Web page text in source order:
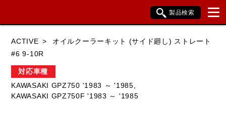
製品検索
HONDA YAMAHA SUZUKI
ACTIVE
オイルクーラーキット (サイド廻し) ストレート
#6 9-10R
対応車種
KAWASAKI GPZ750 '1983 ～ '1985,
KAWASAKI GPZ750F '1983 ～ '1985